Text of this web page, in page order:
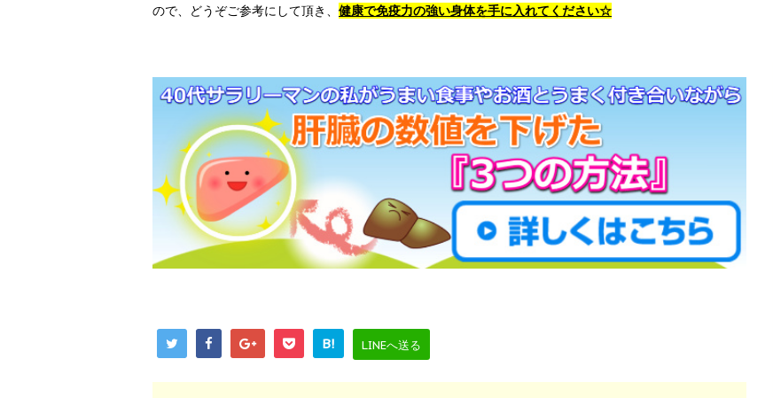
ので、どうぞご参考にして頂き、 健康で免疫力の強い身体を手に入れてください☆
B! LINEへ送る